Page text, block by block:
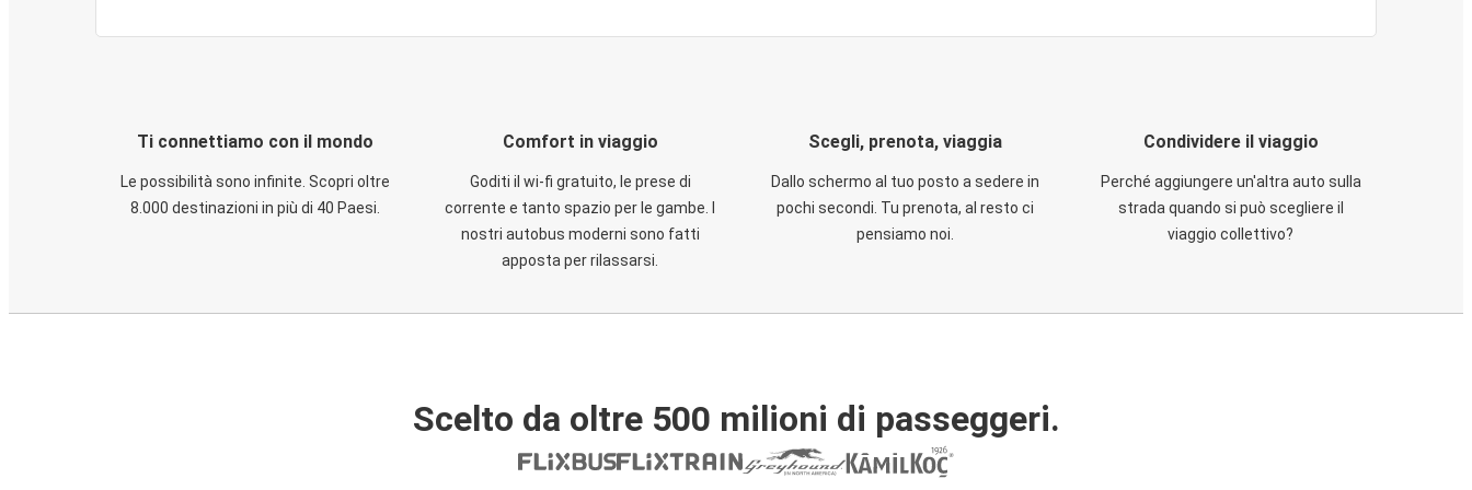
Ti connettiamo con il mondo
Le possibilità sono infinite. Scopri oltre
8.000 destinazioni in più di 40 Paesi.
Comfort in viaggio
Goditi il wi-fi gratuito, le prese di
corrente e tanto spazio per le gambe. I
nostri autobus moderni sono fatti
apposta per rilassarsi.
Scegli, prenota, viaggia
Dallo schermo al tuo posto a sedere in
pochi secondi. Tu prenota, al resto ci
pensiamo noi.
Condividere il viaggio
Perché aggiungere un'altra auto sulla
strada quando si può scegliere il
viaggio collettivo?
Scelto da oltre 500 milioni di passeggeri.